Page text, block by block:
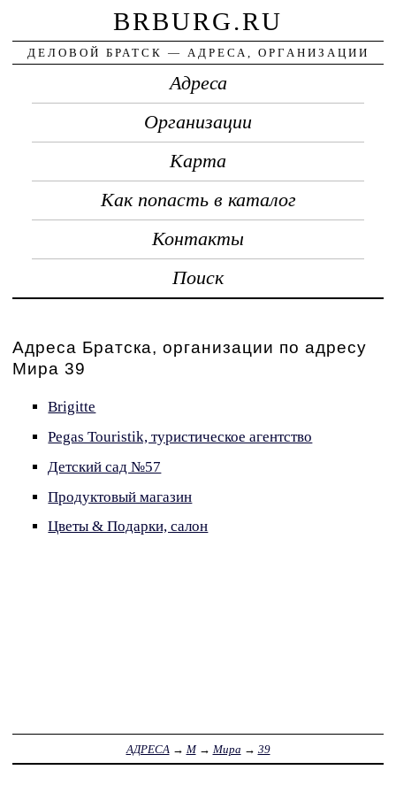
BRBURG.RU
ДЕЛОВОЙ БРАТСК — АДРЕСА, ОРГАНИЗАЦИИ
Адреса
Организации
Карта
Как попасть в каталог
Контакты
Поиск
Адреса Братска, организации по адресу
Мира 39
Brigitte
Pegas Touristik, туристическое агентство
Детский сад №57
Продуктовый магазин
Цветы & Подарки, салон
АДРЕСА → М→ Мира → 39